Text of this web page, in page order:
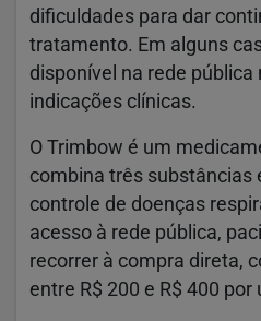
dificuldades para dar
tratamento. Em alguns
disponível na rede
indicações clínicas.
O Trimbow é um
combina três substâncias
controle de doenças
acesso à rede pública,
recorrer à compra direta,
entre R$ 200 e R$ 400 por